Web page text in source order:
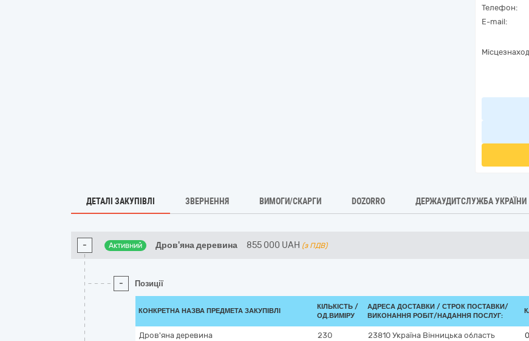
Телефон:
E-mail:
ДЕТАЛІ ЗАКУПІВЛІ ЗВЕРНЕННЯ ВИМОГИ/СКАРГИ DOZORRO ДЕРЖАУДИТСЛУЖБА УКРАЇНИ
- Активний Дров'яна деревина 855 000 UAH (з ПДВ)
- Позиції
КОНКРЕТНА НАЗВА ПРЕДМЕТА ЗАКУПІВЛІ
КІЛЬКІСТЬ /
ОД.ВИМІРУ
АДРЕСА ДОСТАВКИ / СТРОК ПОСТАВКИ/
ВИКОНАННЯ РОБІТ/НАДАННЯ ПОСЛУГ:
Дров'яна деревина
230
23810 Україна Вінницька область